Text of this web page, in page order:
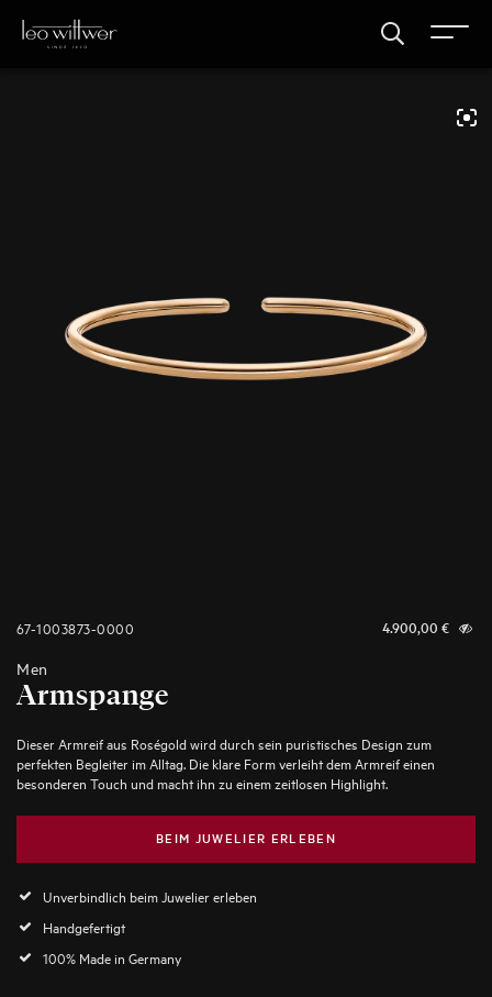
67-1003873-0000 4.900,00 €
Men
Armspange
Dieser Armreif aus Roségold wird durch sein puristisches Design zum
perfekten Begleiter im Alltag. Die klare Form verleiht dem Armreif einen
besonderen Touch und macht ihn zu einem zeitlosen Highlight.
BEIM JUWELIER ERLEBEN
Unverbindlich beim Juwelier erleben
Handgefertigt
100% Made in Germany